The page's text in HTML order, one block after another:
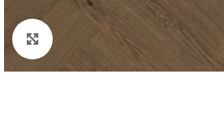
Padidinti nuotrauką